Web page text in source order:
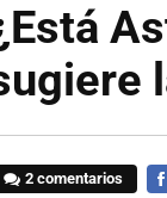
2 comentarios